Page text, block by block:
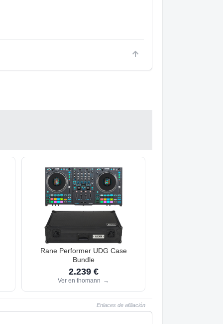
Rane Performer UDG Case
Bundle
2.239 €
Ver en thomann →
Enlaces de afiliación